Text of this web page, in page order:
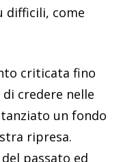
difficili, come
criticata fino
credere nelle
un fondo
ripresa.
passato ed